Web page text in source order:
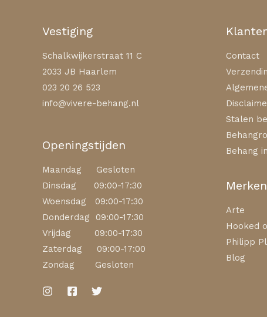
Vestiging
Schalkwijkerstraat 11 C
2033 JB Haarlem
023 20 26 523
info@vivere-behang.nl
Openingstijden
Maandag Gesloten
Dinsdag 09:00-17:30
Woensdag 09:00-17:30
Donderdag 09:00-17:30
Vrijdag 09:00-17:30
Zaterdag 09:00-17:00
Zondag Gesloten
Contact
Stalen
Behang
Merken
Arte
Hooked
Philipp
Blog